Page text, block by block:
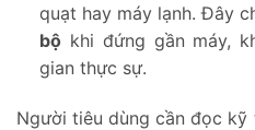
quạt hay máy lạnh. Đây
bộkhi đứng gần máy,
gian thực sự.
Người tiêu dùng cần đọc